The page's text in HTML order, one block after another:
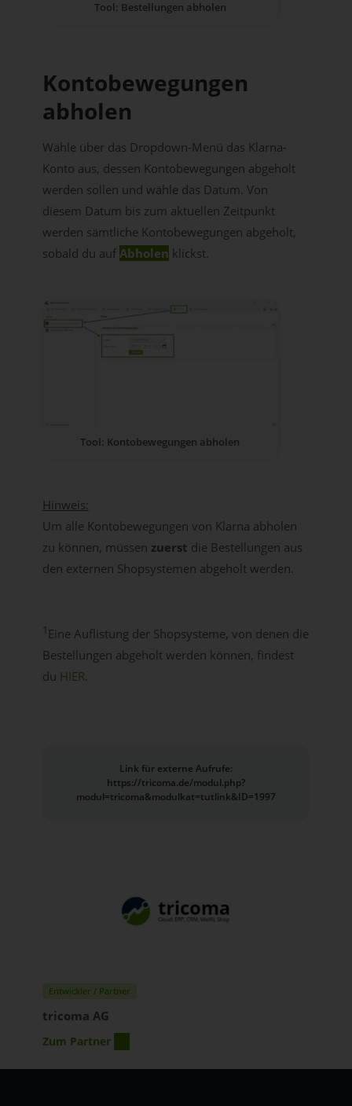
Tool: Bestellungen abholen
Kontobewegungen
abholen
Wähle über das Dropdown-Menü das Klarna-
Konto aus, dessen Kontobewegungen abgeholt
werden sollen und wähle das Datum. Von
diesem Datum bis zum aktuellen Zeitpunkt
werden sämtliche Kontobewegungen abgeholt,
sobald du auf Abholen klickst.
Tool: Kontobewegungen abholen
Hinweis:
Um alle Kontobewegungen von Klarna abholen
zu können, müssen zuerst die Bestellungen aus
den externen Shopsystemen abgeholt werden.
1 Eine Auflistung der Shopsysteme, von denen die
Bestellungen abgeholt werden können, findest
du HIER
Link für externe Aufrufe:
https://tricoma.de/modul.php?
modul=tricoma&modulkat=tutlink&ID=1997
Entwickler / Partner
tricoma AG
Zum Partner